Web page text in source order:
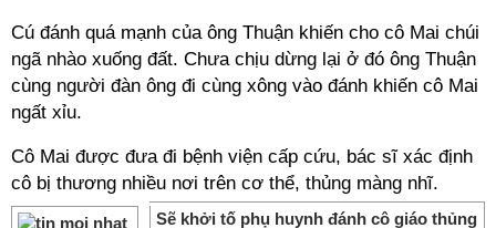
Cú đánh quá mạnh của ông Thuận khiến cho cô Mai chúi
ngã nhào xuống đất. Chưa chịu dừng lại ở đó ông Thuận
cùng người đàn ông đi cùng xông vào đánh khiến cô Mai
ngất xỉu.
Cô Mai được đưa đi bệnh viện cấp cứu, bác sĩ xác định
cô bị thương nhiều nơi trên cơ thể, thủng màng nhĩ.
Sẽ khởi tố phụ huynh đánh cô giáo thủng